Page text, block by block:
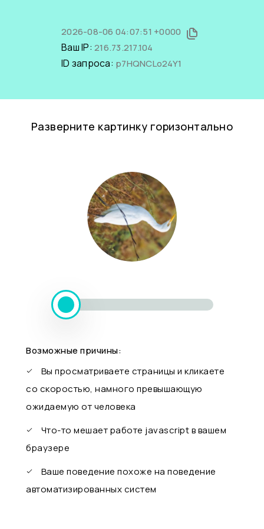
2026-08-06 04:07:51 +0000
Ваш IP: 216.73.217.104
ID запроса: p7HQNCLo24Y1
Разверните картинку горизонтально
Возможные причины:
Вы просматриваете страницы и кликаете
со скоростью, намного превышающую
ожидаемую от человека
Что-то мешает работе javascript в вашем
браузере
Ваше поведение похоже на поведение
автоматизированных систем